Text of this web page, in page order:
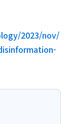
2023/nov/